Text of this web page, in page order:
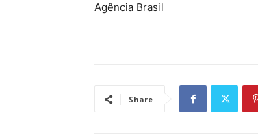
Agência Brasil
Share